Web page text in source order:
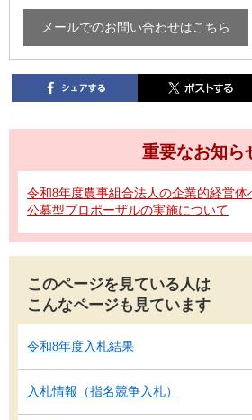
メールでのお問い合わせはこちら
重要なお知ら
令和8年度農事組合法人の企業的経営体
公募型プロポーザルの実施について
このページを見ている人は
こんなページも見ています
令和8年度入札結果
入札情報（指名競争入札）